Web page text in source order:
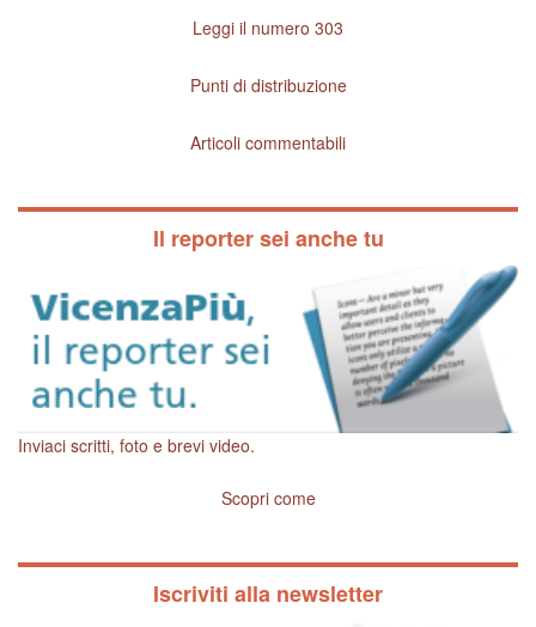
Leggi il numero 303
Punti di distribuzione
Articoli commentabili
Il reporter sei anche tu
Inviaci scritti, foto e brevi video.
Scopri come
Iscriviti alla newsletter